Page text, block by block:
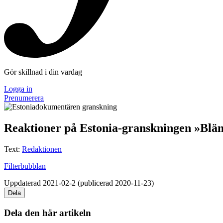
Gör skillnad i din vardag
Logga in
Prenumerera
Reaktioner på Estonia-granskningen
Text: Redaktionen
Filterbubblan
Uppdaterad 2021-02-2 (publicerad 2020-11-23)
Dela
Dela den här artikeln